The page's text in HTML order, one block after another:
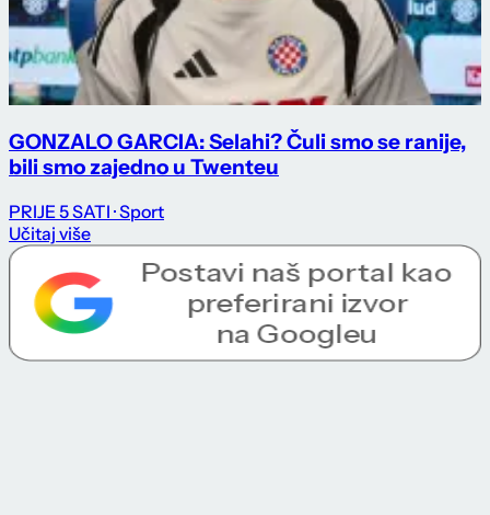
GONZALO GARCIA: Selahi? Čuli smo se ranije,
bili smo zajedno u Twenteu
PRIJE 5 SATI · Sport
Učitaj više